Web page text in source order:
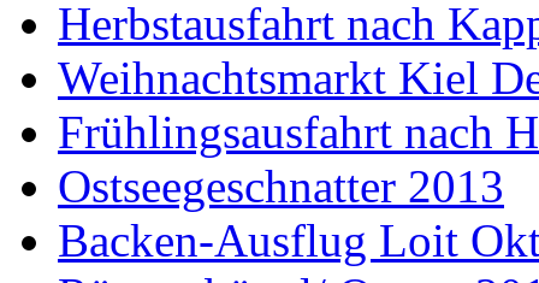
Herbstausfahrt nach
Weihnachtsmarkt Kiel
Frühlingsausfahrt nach
Ostseegeschnatter 2013
Backen-Ausflug Loit